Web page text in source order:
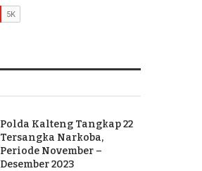
Polda Kalteng Tangkap 22
Tersangka Narkoba,
Periode November –
Desember 2023